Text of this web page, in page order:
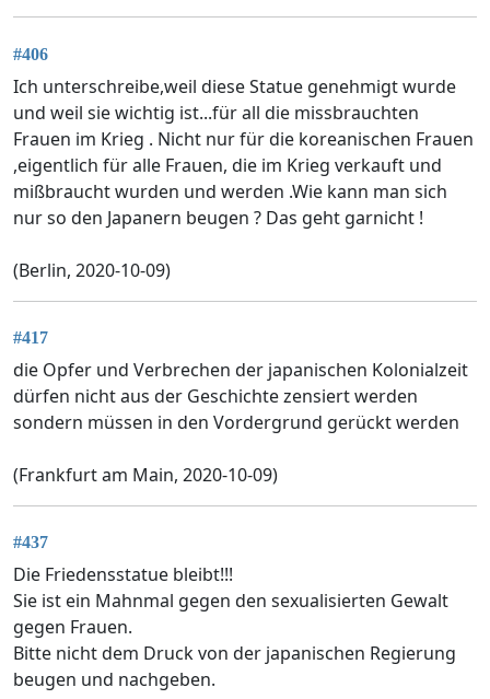
#406
Ich unterschreibe,weil diese Statue genehmigt wurde
und weil sie wichtig ist...für all die missbrauchten
Frauen im Krieg . Nicht nur für die koreanischen Frauen
,eigentlich für alle Frauen, die im Krieg verkauft und
mißbraucht wurden und werden .Wie kann man sich
nur so den Japanern beugen ? Das geht garnicht !
(Berlin, 2020-10-09)
#417
die Opfer und Verbrechen der japanischen Kolonialzeit
dürfen nicht aus der Geschichte zensiert werden
sondern müssen in den Vordergrund gerückt werden
(Frankfurt am Main, 2020-10-09)
#437
Die Friedensstatue bleibt!!!
Sie ist ein Mahnmal gegen den sexualisierten Gewalt
gegen Frauen.
Bitte nicht dem Druck von der japanischen Regierung
beugen und nachgeben.